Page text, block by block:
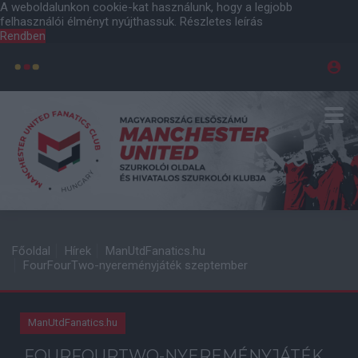
A weboldalunkon cookie-kat használunk, hogy a legjobb
felhasználói élményt nyújthassuk. Részletes leírás
Rendben
Főoldal Hírek
ManUtdFanatics.hu
FourFourTwo-nyereményjáték szeptember
ManUtdFanatics.hu